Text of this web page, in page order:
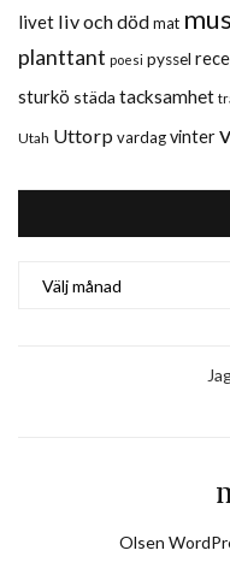
livet liv och dödmat
planttant poesi pyssel
sturkö städa tacksamhet
Utah Uttorp vardagvinter
Olsen